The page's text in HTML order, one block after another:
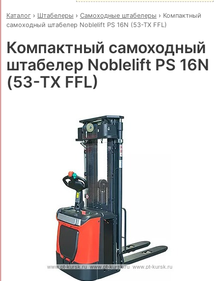
Каталог› Штабелеры › Самоходные штабелеры › Компактный
самоходный штабелер Noblelift PS 16N (53-TX FFL)
Компактный самоходный
штабелер Noblelift PS 16N
(53-TX FFL)